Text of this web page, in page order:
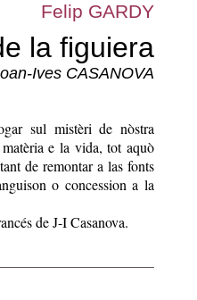
Felip GARDY
la figuiera
Ives CASANOVA
sul mistèri de nòstra
e la vida, tot aquò
de remontar a las fonts
o concession a la
de J-I Casanova.